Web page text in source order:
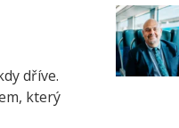
dříve.
který